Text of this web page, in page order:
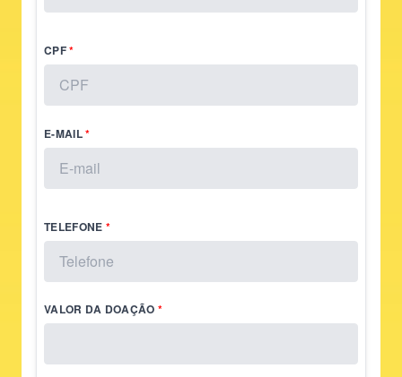
CPF
E-MAIL
TELEFONE
VALOR DA DOAÇÃO